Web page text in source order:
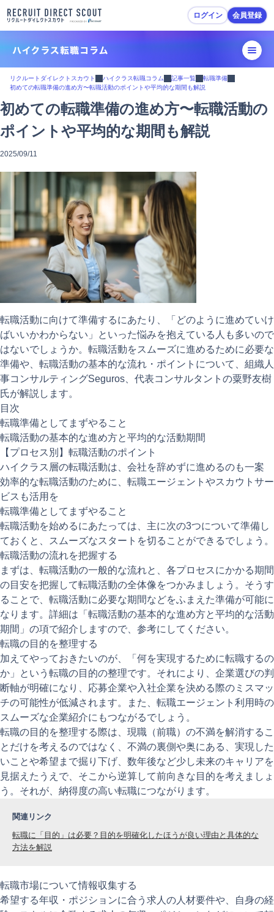
ログイン 会員登録
転職活動ガイド
転職準備
履歴書・職務経歴書作成
面接対策
内定・退職準備
転職活動Tips
注目記事
リクルートダイレクトスカウト ハイクラス転職コラム 記事一覧
転職準備
初めての転職準備の進め方〜転職活動のポイントや平均的な期間も解説
初めての転職準備の進め方〜転職活動の
ポイントや平均的な期間も解説
2025/09/11
転職活動に向けて準備するにあたり、「どのように進めていけ
ばいいかわからない」といった悩みを抱えている人も多いので
はないでしょうか。転職活動をスムーズに進めるために必要な
準備や、転職活動の基本的な流れ・ポイントについて、組織人
事コンサルティングSeguros、代表コンサルタントの粟野友樹
氏が解説します。
目次
転職準備としてまずやること
転職活動の基本的な進め方と平均的な活動期間
【プロセス別】転職活動のポイント
ハイクラス層の転職活動は、会社を辞めずに進めるのも一案
効率的な転職活動のために、転職エージェントやスカウトサー
ビスも活用を
転職準備としてまずやること
転職活動を始めるにあたっては、主に次の3つについて準備し
ておくと、スムーズなスタートを切ることができるでしょう。
転職活動の流れを把握する
まずは、転職活動の一般的な流れと、各プロセスにかかる期間
の目安を把握して転職活動の全体像をつかみましょう。そうす
ることで、転職活動に必要な期間などをふまえた準備が可能に
なります。詳細は「転職活動の基本的な進め方と平均的な活動
期間」の項で紹介しますので、参考にしてください。
転職の目的を整理する
加えてやっておきたいのが、「何を実現するために転職するの
か」という転職の目的の整理です。それにより、企業選びの判
断軸が明確になり、応募企業や入社企業を決める際のミスマッ
チの可能性が低減されます。また、転職エージェント利用時の
スムーズな企業紹介にもつながるでしょう。
転職の目的を整理する際は、現職（前職）の不満を解消するこ
とだけを考えるのではなく、不満の裏側や奥にある、実現した
いことや希望まで掘り下げ、数年後など少し未来のキャリアを
見据えたうえで、そこから逆算して前向きな目的を考えましょ
う。それが、納得度の高い転職につながります。
関連リンク
転職に「目的」は必要？目的を明確化したほうが良い理由と具体的な
方法を解説
転職市場について情報収集する
希望する年収・ポジションに合う求人の人材要件や、自身の経